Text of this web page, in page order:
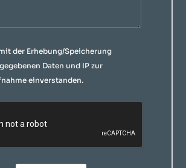
der Erhebung/Speicherung
Daten und IP zur
einverstanden.